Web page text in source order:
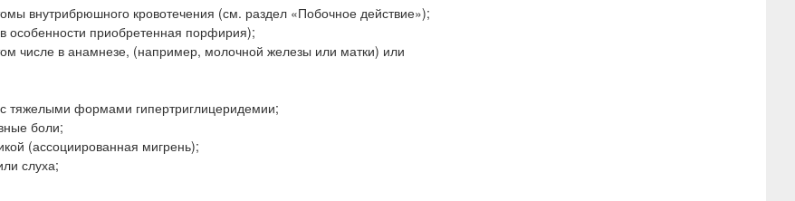
внутрибрюшного кровотечения (см. раздел «Побочное действие»);
приобретенная порфирия);
числе в анамнезе, (например, молочной железы или матки) или
тяжелыми формами гипертриглицеридемии;
боли;
(ассоциированная мигрень);
слуха;